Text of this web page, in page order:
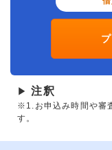
▶ 注釈
※1.お申込み時間や審
す。